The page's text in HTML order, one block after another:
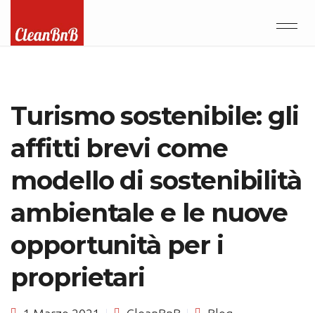
Turismo sostenibile: gli
affitti brevi come
modello di sostenibilità
ambientale e le nuove
opportunità per i
proprietari